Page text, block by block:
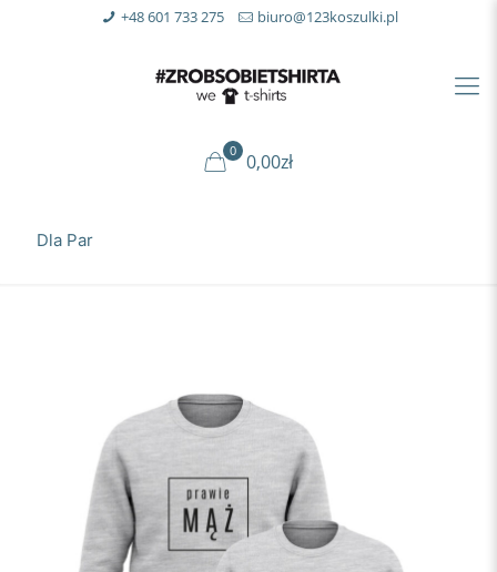
+48 601 733 275 biuro@123koszulki.pl
0 0,00zł
Dla Par